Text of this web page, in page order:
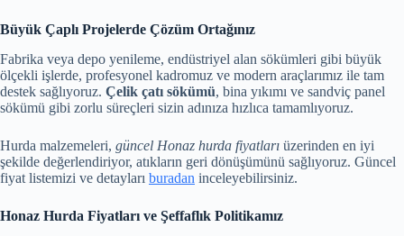
Büyük Çaplı Projelerde Çözüm Ortağınız
Fabrika veya depo yenileme, endüstriyel alan sökümleri gibi büyük
ölçekli işlerde, profesyonel kadromuz ve modern araçlarımız ile tam
destek sağlıyoruz. Çelik çatı sökümü, bina yıkımı ve sandviç panel
sökümü gibi zorlu süreçleri sizin adınıza hızlıca tamamlıyoruz.
Hurda malzemeleri, güncel Honaz hurda fiyatları üzerinden en iyi
şekilde değerlendiriyor, atıkların geri dönüşümünü sağlıyoruz. Güncel
fiyat listemizi ve detayları buradan inceleyebilirsiniz.
Honaz Hurda Fiyatları ve Şeffaflık Politikamız